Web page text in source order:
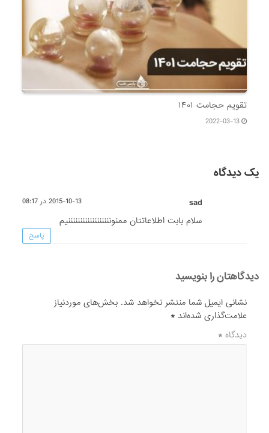
تقویم حجامت ۱۴۰۱
2022-03-13
یک دیدگاه
sad 2015-10-13 در 08:17
سلام بابت اطلاعاتتان ممنوننننننننننننننننننیم
پاسخ
دیدگاهتان را بنویسید
نشانی ایمیل شما منتشر نخواهد شد. بخش‌های موردنیاز
علامت‌گذاری شده‌اند*
دیدگاه*